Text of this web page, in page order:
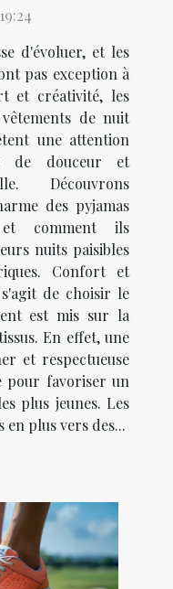
d'évoluer, et les
pas exception à
et créativité, les
de nuit
une attention
de douceur et
Découvrons
des pyjamas
comment ils
nuits paisibles
Confort et
de choisir le
est mis sur la
En effet, une
et respectueuse
pour favoriser un
plus jeunes. Les
plus vers des...